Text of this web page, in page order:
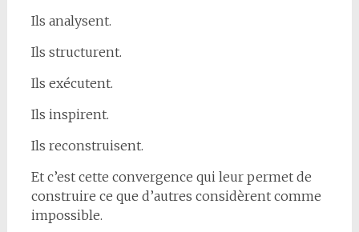
Ils analysent.
Ils structurent.
Ils exécutent.
Ils inspirent.
Ils reconstruisent.
Et c’est cette convergence qui leur permet de
construire ce que d’autres considèrent comme
impossible.